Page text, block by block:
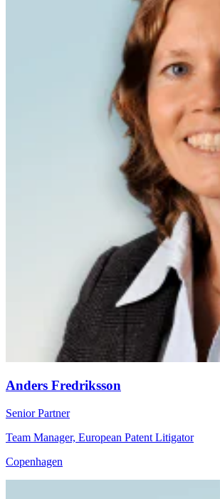
Anders Fredriksson
Senior Partner
Team Manager, European Patent Litigator
Copenhagen